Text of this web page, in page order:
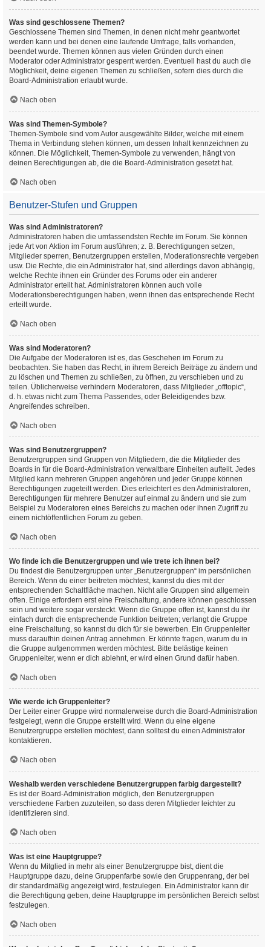
Was sind geschlossene Themen?
Geschlossene Themen sind Themen, in denen nicht mehr geantwortet
werden kann und bei denen eine laufende Umfrage, falls vorhanden,
beendet wurde. Themen können aus vielen Gründen durch einen
Moderator oder Administrator gesperrt werden. Eventuell hast du auch die
Möglichkeit, deine eigenen Themen zu schließen, sofern dies durch die
Board-Administration erlaubt wurde.
Nach oben
Was sind Themen-Symbole?
Themen-Symbole sind vom Autor ausgewählte Bilder, welche mit einem
Thema in Verbindung stehen können, um dessen Inhalt kennzeichnen zu
können. Die Möglichkeit, Themen-Symbole zu verwenden, hängt von
deinen Berechtigungen ab, die die Board-Administration gesetzt hat.
Nach oben
Benutzer-Stufen und Gruppen
Was sind Administratoren?
Administratoren haben die umfassendsten Rechte im Forum. Sie können
jede Art von Aktion im Forum ausführen; z. B. Berechtigungen setzen,
Mitglieder sperren, Benutzergruppen erstellen, Moderationsrechte vergeben
usw. Die Rechte, die ein Administrator hat, sind allerdings davon abhängig,
welche Rechte ihnen ein Gründer des Forums oder ein anderer
Administrator erteilt hat. Administratoren können auch volle
Moderationsberechtigungen haben, wenn ihnen das entsprechende Recht
erteilt wurde.
Nach oben
Was sind Moderatoren?
Die Aufgabe der Moderatoren ist es, das Geschehen im Forum zu
beobachten. Sie haben das Recht, in ihrem Bereich Beiträge zu ändern und
zu löschen und Themen zu schließen, zu öffnen, zu verschieben und zu
teilen. Üblicherweise verhindern Moderatoren, dass Mitglieder „offtopic“,
d. h. etwas nicht zum Thema Passendes, oder Beleidigendes bzw.
Angreifendes schreiben.
Nach oben
Was sind Benutzergruppen?
Benutzergruppen sind Gruppen von Mitgliedern, die die Mitglieder des
Boards in für die Board-Administration verwaltbare Einheiten aufteilt. Jedes
Mitglied kann mehreren Gruppen angehören und jeder Gruppe können
Berechtigungen zugeteilt werden. Dies erleichtert es den Administratoren,
Berechtigungen für mehrere Benutzer auf einmal zu ändern und sie zum
Beispiel zu Moderatoren eines Bereichs zu machen oder ihnen Zugriff zu
einem nichtöffentlichen Forum zu geben.
Nach oben
Wo finde ich die Benutzergruppen und wie trete ich ihnen bei?
Du findest die Benutzergruppen unter „Benutzergruppen“ im persönlichen
Bereich. Wenn du einer beitreten möchtest, kannst du dies mit der
entsprechenden Schaltfläche machen. Nicht alle Gruppen sind allgemein
offen. Einige erfordern erst eine Freischaltung, andere können geschlossen
sein und weitere sogar versteckt. Wenn die Gruppe offen ist, kannst du ihr
einfach durch die entsprechende Funktion beitreten; verlangt die Gruppe
eine Freischaltung, so kannst du dich für sie bewerben. Ein Gruppenleiter
muss daraufhin deinen Antrag annehmen. Er könnte fragen, warum du in
die Gruppe aufgenommen werden möchtest. Bitte belästige keinen
Gruppenleiter, wenn er dich ablehnt, er wird einen Grund dafür haben.
Nach oben
Wie werde ich Gruppenleiter?
Der Leiter einer Gruppe wird normalerweise durch die Board-Administration
festgelegt, wenn die Gruppe erstellt wird. Wenn du eine eigene
Benutzergruppe erstellen möchtest, dann solltest du einen Administrator
kontaktieren.
Nach oben
Weshalb werden verschiedene Benutzergruppen farbig dargestellt?
Es ist der Board-Administration möglich, den Benutzergruppen
verschiedene Farben zuzuteilen, so dass deren Mitglieder leichter zu
identifizieren sind.
Nach oben
Was ist eine Hauptgruppe?
Wenn du Mitglied in mehr als einer Benutzergruppe bist, dient die
Hauptgruppe dazu, deine Gruppenfarbe sowie den Gruppenrang, der bei
dir standardmäßig angezeigt wird, festzulegen. Ein Administrator kann dir
die Berechtigung geben, deine Hauptgruppe im persönlichen Bereich selbst
festzulegen.
Nach oben